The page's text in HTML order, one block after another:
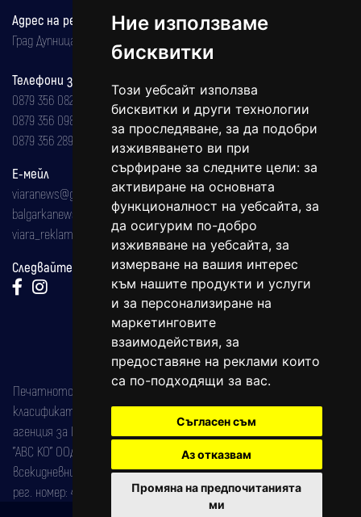
Ние използваме
бисквитки
Този уебсайт използва
бисквитки и други технологии
за проследяване, за да подобри
изживяването ви при
сърфиране за следните цели: за
активиране на основната
функционалност на уебсайта, за
да осигурим по-добро
изживяване на уебсайта, за
измерване на вашия интерес
към нашите продукти и услуги
и за персонализиране на
маркетинговите
взаимодействия, за
предоставяне на реклами които
са по-подходящи за вас.
Съгласен съм
Аз отказвам
Промяна на предпочитанията
ми
Адрес на редакцията
Град Дупница, ул.''Христо Ботев" 43
Телефони за реклама и абонаменти
0879 356 082
0879 356 098
0879 356 289
Е-мейл
viaranews@gmail.com
balgarkanews@gmail.com
viara_reklama@mail.bg
Следвайте ни:
Печатното издание на вестника е регистрирано в националния
класификатор на печатните издания (Българска национална
агенция за ISSN) под номер: ISSN 1312-4722.
"АВС КО" ООД е притежател на марката: Вяра информационен
всекидневник на югозападна България, със свидетелство за марка
рег. номер: 47857/11.05.2004 година.